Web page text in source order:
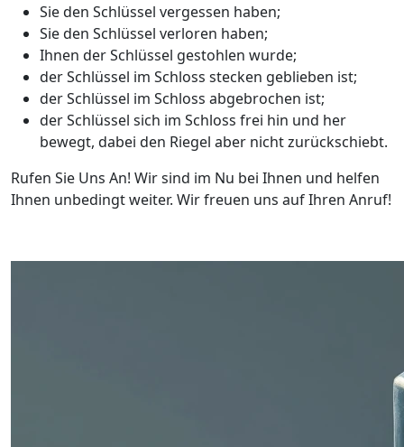
Sie den Schlüssel vergessen haben;
Sie den Schlüssel verloren haben;
Ihnen der Schlüssel gestohlen wurde;
der Schlüssel im Schloss stecken geblieben ist;
der Schlüssel im Schloss abgebrochen ist;
der Schlüssel sich im Schloss frei hin und her
bewegt, dabei den Riegel aber nicht zurückschiebt.
Rufen Sie Uns An! Wir sind im Nu bei Ihnen und helfen
Ihnen unbedingt weiter. Wir freuen uns auf Ihren Anruf!